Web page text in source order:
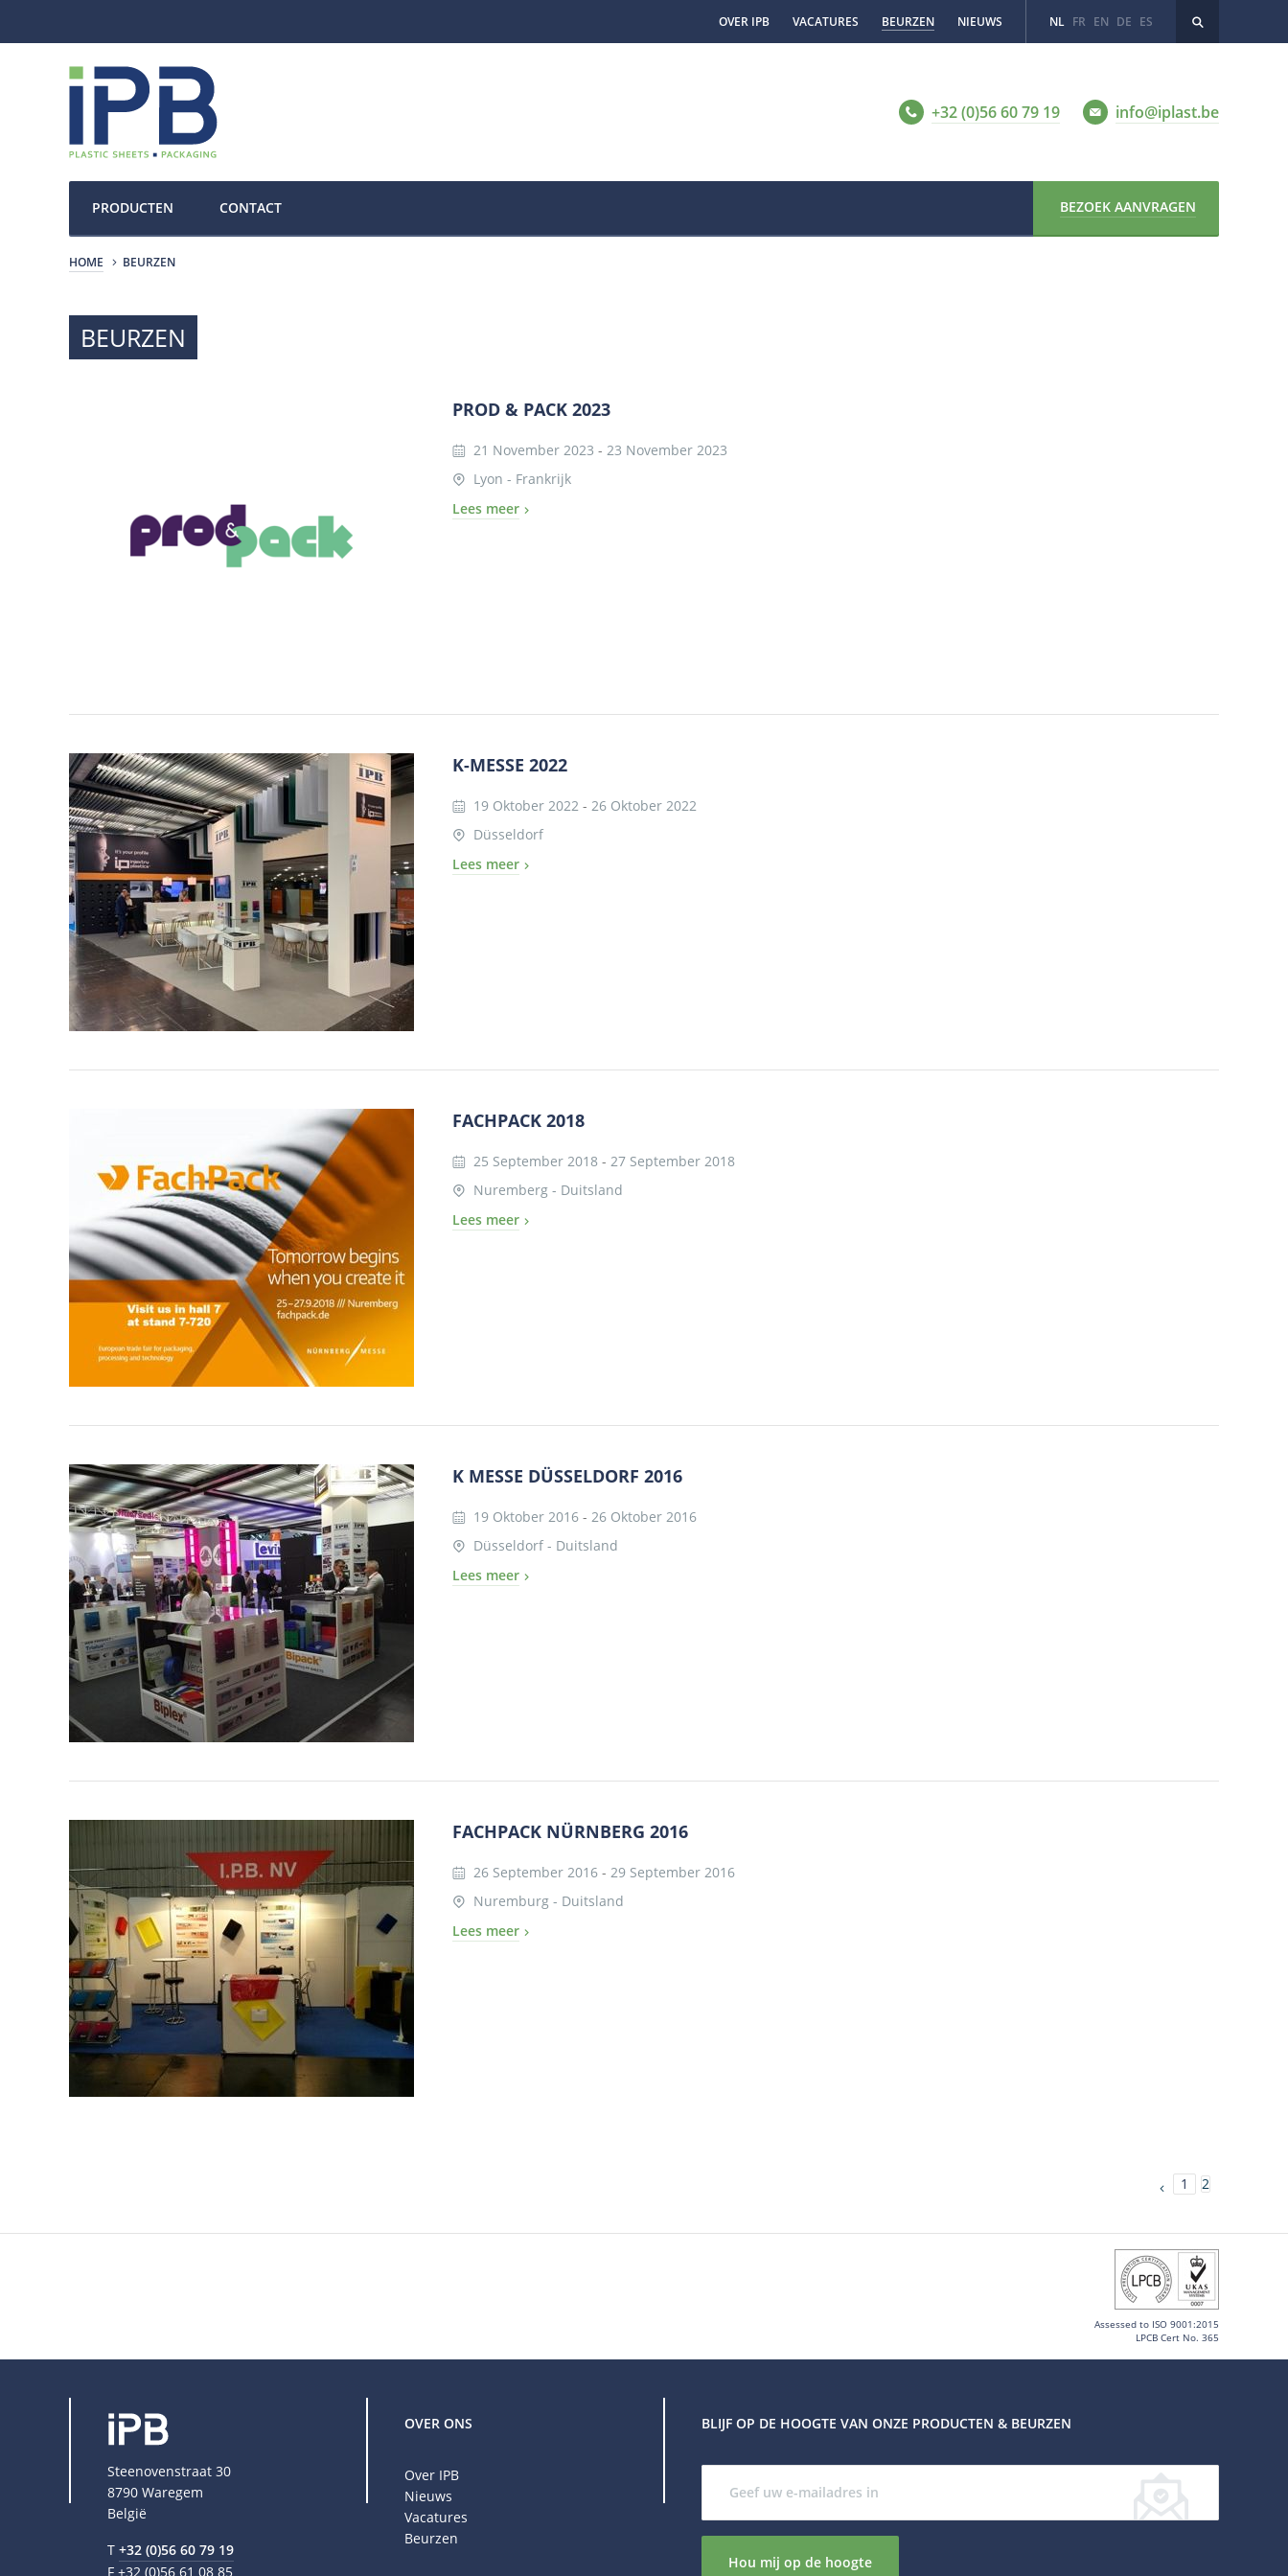
OVER IPB VACATURES BEURZEN NIEUWS NL FR EN DE ES
+32 (0)56 60 79 19 info@iplast.be
PRODUCTEN CONTACT BEZOEK AANVRAGEN
HOME BEURZEN
BEURZEN
PROD & PACK 2023
21 November 2023 - 23 November 2023
Lyon - Frankrijk
Lees meer
K-MESSE 2022
19 Oktober 2022 - 26 Oktober 2022
Düsseldorf
Lees meer
FACHPACK 2018
25 September 2018 - 27 September 2018
Nuremberg - Duitsland
Lees meer
K MESSE DÜSSELDORF 2016
19 Oktober 2016 - 26 Oktober 2016
Düsseldorf - Duitsland
Lees meer
FACHPACK NÜRNBERG 2016
26 September 2016 - 29 September 2016
Nuremburg - Duitsland
Lees meer
1 2
Assessed to ISO 9001:2015
LPCB Cert No. 365
Steenovenstraat 30
8790 Waregem
België
T +32 (0)56 60 79 19
F +32 (0)56 61 08 85
OVER ONS
Over IPB
Nieuws
Vacatures
Beurzen
BLIJF OP DE HOOGTE VAN ONZE PRODUCTEN & BEURZEN